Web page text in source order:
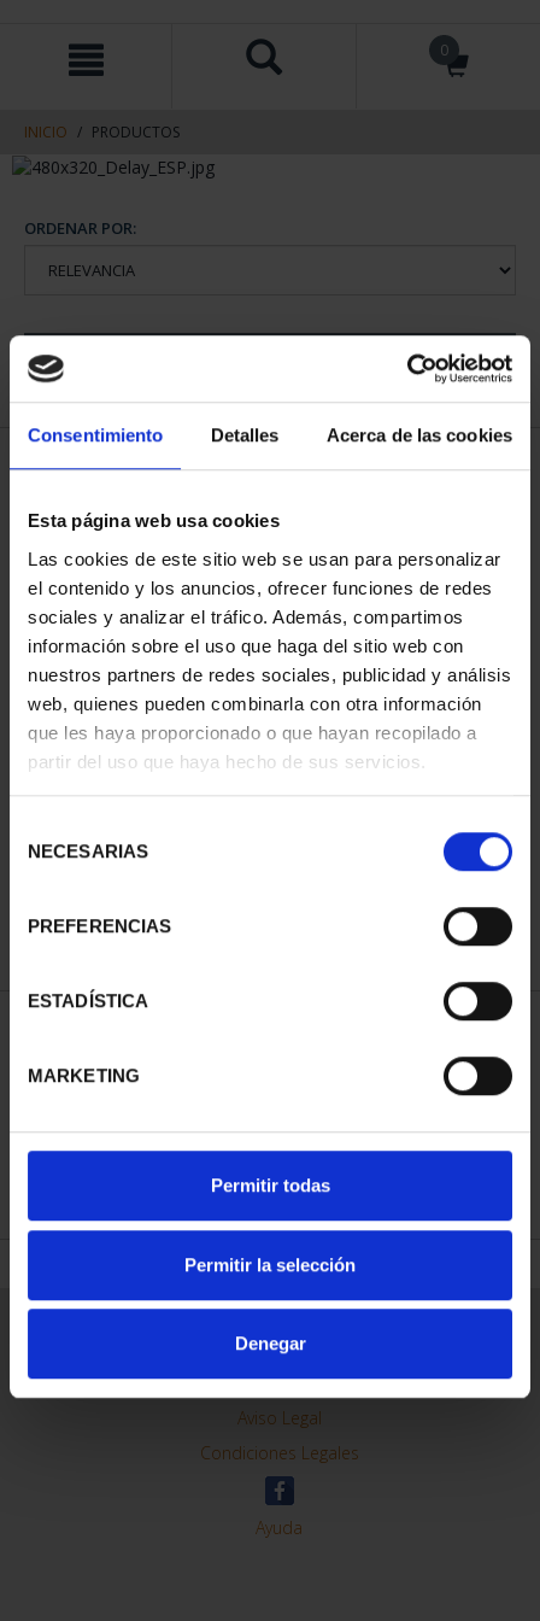
Consentimiento Detalles Acerca de las cookies
Esta página web usa cookies
Las cookies de este sitio web se usan para personalizar
el contenido y los anuncios, ofrecer funciones de redes
sociales y analizar el tráfico. Además, compartimos
información sobre el uso que haga del sitio web con
nuestros partners de redes sociales, publicidad y análisis
web, quienes pueden combinarla con otra información
que les haya proporcionado o que hayan recopilado a
partir del uso que haya hecho de sus servicios.
NECESARIAS
PREFERENCIAS
ESTADÍSTICA
MARKETING
Permitir todas
Permitir la selección
Denegar
contenido
navegacin
0
INICIO PRODUCTOS
ORDENAR POR:
1 Productos encontrados
610,00 €
REFINAR
Contacto
Preguntas Frequentes (FAQs)
Aviso Legal
Condiciones Legales
Ayuda